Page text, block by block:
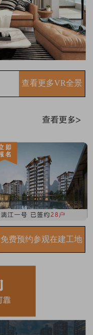
查看更多VR全景
免费预约参观在建工地